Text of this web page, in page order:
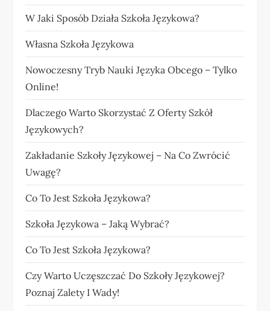
W Jaki Sposób Działa Szkoła Językowa?
Własna Szkoła Językowa
Nowoczesny Tryb Nauki Języka Obcego – Tylko
Online!
Dlaczego Warto Skorzystać Z Oferty Szkół
Językowych?
Zakładanie Szkoły Językowej – Na Co Zwrócić
Uwagę?
Co To Jest Szkoła Językowa?
Szkoła Językowa – Jaką Wybrać?
Co To Jest Szkoła Językowa?
Czy Warto Uczęszczać Do Szkoły Językowej?
Poznaj Zalety I Wady!